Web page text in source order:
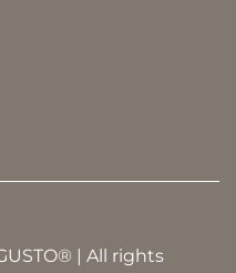
| All rights